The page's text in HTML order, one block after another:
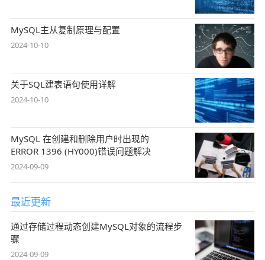
MySQL主从复制原理与配置
2024-10-10
关于SQL建表语句使用详解
2024-10-10
MySQL 在创建和删除用户时出现的
ERROR 1396 (HY000)错误问题解决
2024-09-09
最近更新
通过存储过程动态创建MySQL对象的流程步
骤
2024-09-09